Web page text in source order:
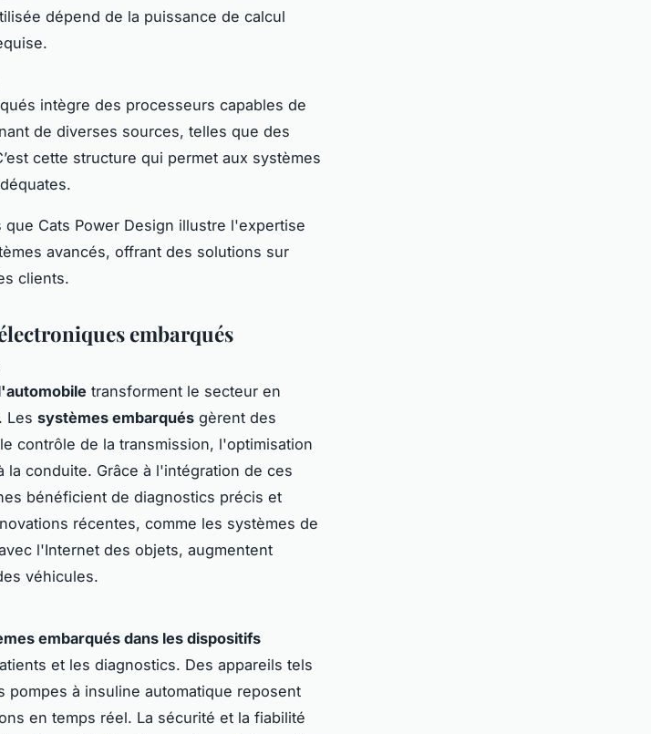
dépend de la puissance de calcul
intègre des processeurs capables de
de diverses sources, telles que des
cette structure qui permet aux systèmes
Cats Power Design illustre l'expertise
avancés, offrant des solutions sur
clients.
embarqués
transforment le secteur en
Les systèmes embarqués gèrent des
contrôle de la transmission, l'optimisation
conduite. Grâce à l'intégration de ces
bénéficient de diagnostics précis et
récentes, comme les systèmes de
l'Internet des objets, augmentent
véhicules.
embarqués dans les dispositifs
et les diagnostics. Des appareils tels
pompes à insuline automatique reposent
en temps réel. La sécurité et la fiabilité